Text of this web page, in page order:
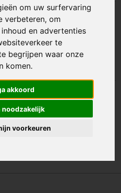
om uw surfervaring
verbeteren, om
en advertenties
te
begrijpen waar onze
komen.
akkoord
noodzakelijk
voorkeuren